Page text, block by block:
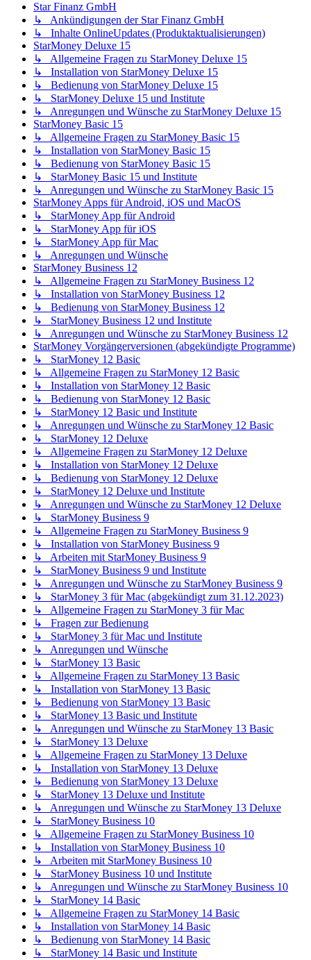
Star Finanz GmbH
↳ Ankündigungen der Star Finanz GmbH
↳ Inhalte OnlineUpdates (Produktaktualisierungen)
StarMoney Deluxe 15
↳ Allgemeine Fragen zu StarMoney Deluxe 15
↳ Installation von StarMoney Deluxe 15
↳ Bedienung von StarMoney Deluxe 15
↳ StarMoney Deluxe 15 und Institute
↳ Anregungen und Wünsche zu StarMoney Deluxe 15
StarMoney Basic 15
↳ Allgemeine Fragen zu StarMoney Basic 15
↳ Installation von StarMoney Basic 15
↳ Bedienung von StarMoney Basic 15
↳ StarMoney Basic 15 und Institute
↳ Anregungen und Wünsche zu StarMoney Basic 15
StarMoney Apps für Android, iOS und MacOS
↳ StarMoney App für Android
↳ StarMoney App für iOS
↳ StarMoney App für Mac
↳ Anregungen und Wünsche
StarMoney Business 12
↳ Allgemeine Fragen zu StarMoney Business 12
↳ Installation von StarMoney Business 12
↳ Bedienung von StarMoney Business 12
↳ StarMoney Business 12 und Institute
↳ Anregungen und Wünsche zu StarMoney Business 12
StarMoney Vorgängerversionen (abgekündigte Programme)
↳ StarMoney 12 Basic
↳ Allgemeine Fragen zu StarMoney 12 Basic
↳ Installation von StarMoney 12 Basic
↳ Bedienung von StarMoney 12 Basic
↳ StarMoney 12 Basic und Institute
↳ Anregungen und Wünsche zu StarMoney 12 Basic
↳ StarMoney 12 Deluxe
↳ Allgemeine Fragen zu StarMoney 12 Deluxe
↳ Installation von StarMoney 12 Deluxe
↳ Bedienung von StarMoney 12 Deluxe
↳ StarMoney 12 Deluxe und Institute
↳ Anregungen und Wünsche zu StarMoney 12 Deluxe
↳ StarMoney Business 9
↳ Allgemeine Fragen zu StarMoney Business 9
↳ Installation von StarMoney Business 9
↳ Arbeiten mit StarMoney Business 9
↳ StarMoney Business 9 und Institute
↳ Anregungen und Wünsche zu StarMoney Business 9
↳ StarMoney 3 für Mac (abgekündigt zum 31.12.2023)
↳ Allgemeine Fragen zu StarMoney 3 für Mac
↳ Fragen zur Bedienung
↳ StarMoney 3 für Mac und Institute
↳ Anregungen und Wünsche
↳ StarMoney 13 Basic
↳ Allgemeine Fragen zu StarMoney 13 Basic
↳ Installation von StarMoney 13 Basic
↳ Bedienung von StarMoney 13 Basic
↳ StarMoney 13 Basic und Institute
↳ Anregungen und Wünsche zu StarMoney 13 Basic
↳ StarMoney 13 Deluxe
↳ Allgemeine Fragen zu StarMoney 13 Deluxe
↳ Installation von StarMoney 13 Deluxe
↳ Bedienung von StarMoney 13 Deluxe
↳ StarMoney 13 Deluxe und Institute
↳ Anregungen und Wünsche zu StarMoney 13 Deluxe
↳ StarMoney Business 10
↳ Allgemeine Fragen zu StarMoney Business 10
↳ Installation von StarMoney Business 10
↳ Arbeiten mit StarMoney Business 10
↳ StarMoney Business 10 und Institute
↳ Anregungen und Wünsche zu StarMoney Business 10
↳ StarMoney 14 Basic
↳ Allgemeine Fragen zu StarMoney 14 Basic
↳ Installation von StarMoney 14 Basic
↳ Bedienung von StarMoney 14 Basic
↳ StarMoney 14 Basic und Institute